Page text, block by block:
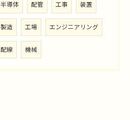
半導体 配管 工事 装置
製造 工場 エンジニアリング
配線 機械